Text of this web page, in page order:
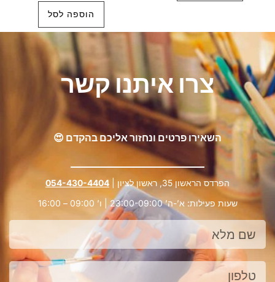
הוספה לסל
צרו איתנו קשר
השאירו פרטים ונחזור אליכם בהקדם 😍
הפרדס הראשון 35, ראשון לציון |
054-430-4404
שעות פעילות: א’-ה’ 23:00-09:00 | ו’ 09:00 – 16:00
שם
מלא
טלפון